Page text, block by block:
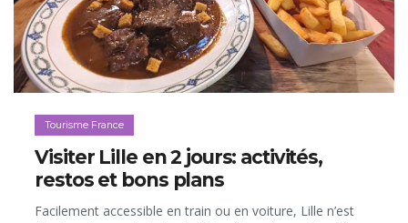
Tourisme France
Visiter Lille en 2 jours: activités,
restos et bons plans
Facilement accessible en train ou en voiture, Lille n’est